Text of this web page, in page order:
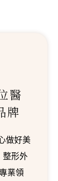
醫
牌
做好美
整形外
業領